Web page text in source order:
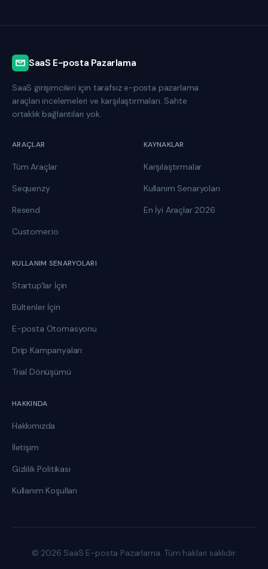
SaaS E-posta Pazarlama
SaaS girişimcileri için tarafsız e-posta pazarlama
araçları incelemeleri ve karşılaştırmaları. Sahte
ortaklık bağlantıları yok.
ARAÇLAR
Tüm Araçlar
Sequenzy
Resend
Customer.io
KAYNAKLAR
Karşılaştırmalar
Kullanım Senaryoları
En İyi Araçlar 2026
KULLANIM SENARYOLARI
Startup'lar İçin
Bültenler İçin
E-posta Otomasyonu
Drip Kampanyaları
Trial Dönüşümü
HAKKINDA
Hakkımızda
İletişim
Gizlilik Politikası
Kullanım Koşulları
© 2026 SaaS E-posta Pazarlama. Tüm hakları saklıdır.